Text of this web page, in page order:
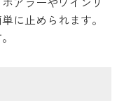
に止められます。